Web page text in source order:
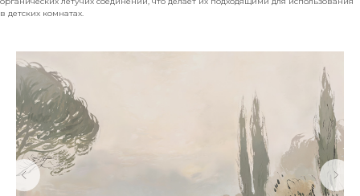
в детских комнатах.